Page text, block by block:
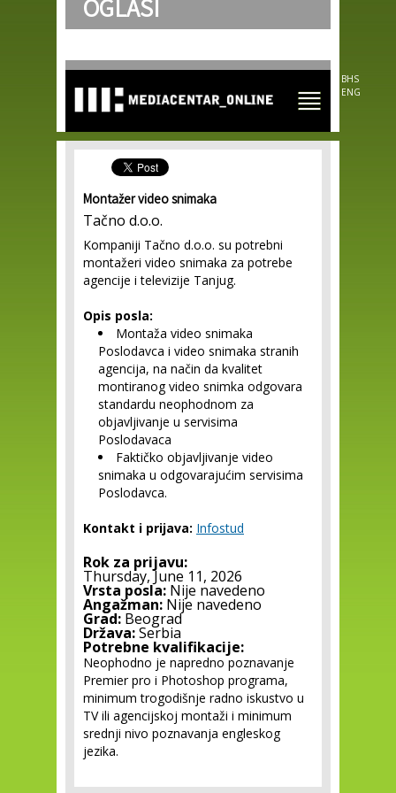
Skip to
main
OGLASI
BHS
ENG
Montažer video snimaka
Tačno d.o.o.
Kompaniji Tačno d.o.o. su potrebni
montažeri video snimaka za potrebe
agencije i televizije Tanjug.
Opis posla:
Montaža video snimaka
Poslodavca i video snimaka stranih
agencija, na način da kvalitet
montiranog video snimka odgovara
standardu neophodnom za
objavljivanje u servisima
Poslodavaca
Faktičko objavljivanje video
snimaka u odgovarajućim servisima
Poslodavca.
Kontakt i prijava: Infostud
Rok za prijavu:
Thursday, June 11, 2026
Vrsta posla: Nije navedeno
Angažman: Nije navedeno
Grad: Beograd
Država:Serbia
Potrebne kvalifikacije:
Neophodno je napredno poznavanje
Premier pro i Photoshop programa,
minimum trogodišnje radno iskustvo u
TV ili agencijskoj montaži i minimum
srednji nivo poznavanja engleskog
jezika.